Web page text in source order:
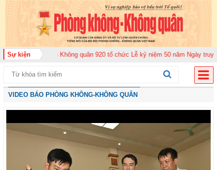
Sự kiện
đoàn Không quân 920 tổ chức Lễ kỷ niệm 50 năm Ngày truyền thống (12-11-
VIDEO BÁO PHÒNG KHÔNG-KHÔNG QUÂN